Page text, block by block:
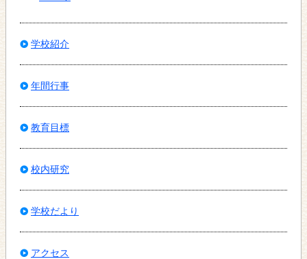
学校紹介
年間行事
教育目標
校内研究
学校だより
アクセス